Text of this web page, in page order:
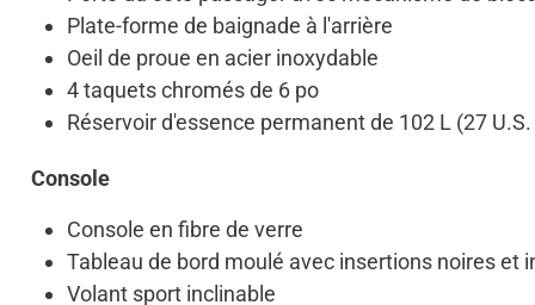
Plate-forme de baignade à l'arrière
Oeil de proue en acier inoxydable
4 taquets chromés de 6 po
Réservoir d'essence permanent de 102 L (27
Console
Console en fibre de verre
Tableau de bord moulé avec insertions noires et
Volant sport inclinable